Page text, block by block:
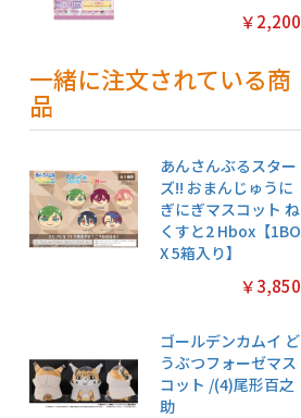
￥2,200
一緒に注文されている商
品
あんさんぶるスター
ズ!! おまんじゅうに
ぎにぎマスコット ね
くすと2 Hbox【1BO
X 5箱入り】
￥3,850
ゴールデンカムイ ど
うぶつフォーゼマス
コット /(4)尾形百之
助